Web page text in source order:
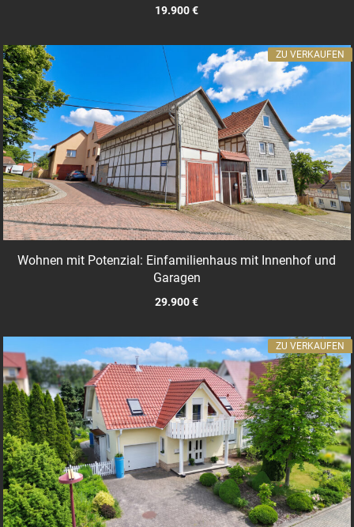
19.900 €
Wohnen mit Potenzial: Einfamilienhaus mit Innenhof und
Garagen
29.900 €
ZU VERKAUFEN
ZU VERKAUFEN